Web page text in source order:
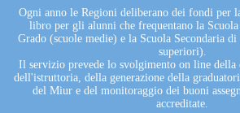
Ogni anno le Regioni deliberano dei fondi per
libro per gli alunni che frequentano la
Grado (scuole medie) e la Scuola Secondaria
superiori).
Il servizio prevede lo svolgimento on line della
dell'istruttoria, della generazione della
del Miur e del monitoraggio dei buoni
accreditate.